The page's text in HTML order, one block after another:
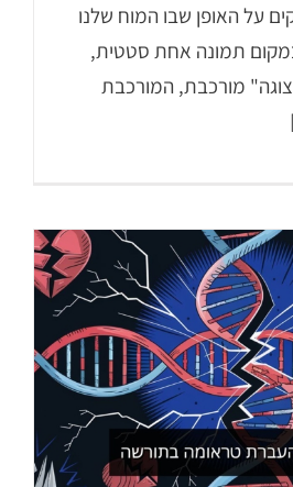
על האופן שבו המוח שלנו
תמונה אחת סטטית,
מורכבת, המורכבת